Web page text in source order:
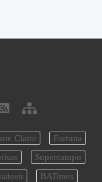
Claire
Fortuna
Supercampo
BATimes